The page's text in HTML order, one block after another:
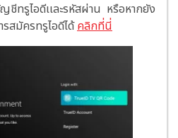
ชีทรูไอดีเเละรหัสผ่าน หรือหากยัง
สมัครทรูไอดีได้คลิกที่นี่